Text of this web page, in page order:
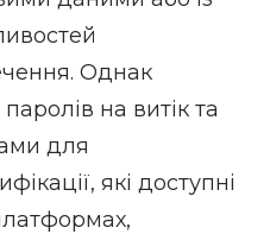
Однак
на витік та
для
які доступні